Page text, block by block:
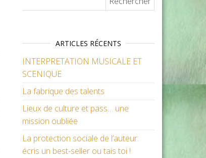
ARTICLES RÉCENTS
INTERPRETATION MUSICALE ET
SCENIQUE
La fabrique des talents
Lieux de culture et pass… une
mission oubliée
La protection sociale de l’auteur:
écris un best-seller ou tais toi !